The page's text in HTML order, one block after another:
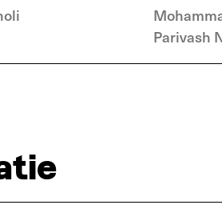
Parivash